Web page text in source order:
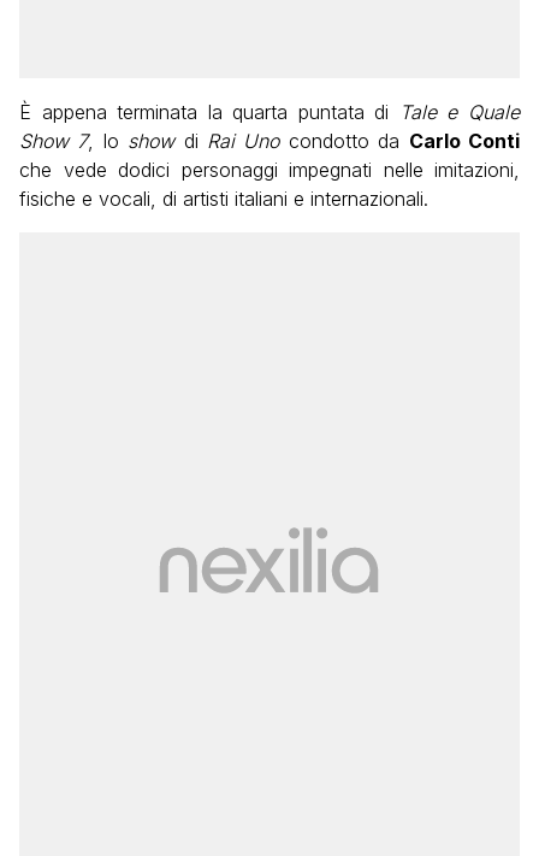
È appena terminata la quarta puntata di
Tale e Quale
Show 7, lo showdi Rai Unocondotto da Carlo Conti
che vede dodici personaggi impegnati nelle imitazioni,
fisiche e vocali, di artisti italiani e internazionali.